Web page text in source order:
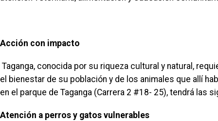
Acción con impacto
Taganga, conocida por su riqueza cultural y natural,
el bienestar de su población y de los animales que allí
en el parque de Taganga (Carrera 2 #18- 25), tendrá las
Atención a perros y gatos vulnerables